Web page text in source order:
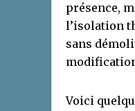
présence,
l’isolation
sans
Voici